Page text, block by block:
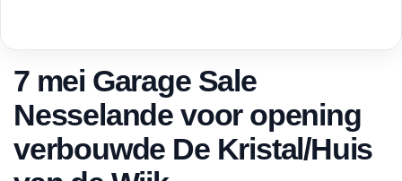
7 mei Garage Sale
Nesselande voor opening
verbouwde De Kristal/Huis